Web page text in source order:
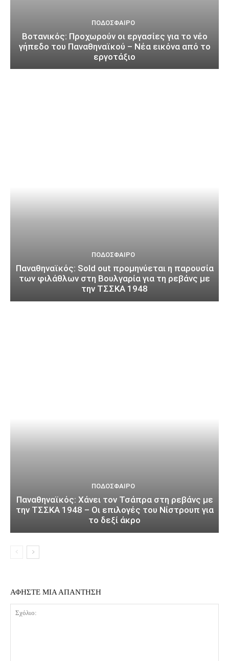
ΠΟΔΌΣΦΑΙΡΟ
Βοτανικός: Προχωρούν οι εργασίες για το νέο
γήπεδο του Παναθηναϊκού – Νέα εικόνα από το
εργοτάξιο
ΠΟΔΌΣΦΑΙΡΟ
Παναθηναϊκός: Sold out προμηνύεται η παρουσία
των φιλάθλων στη Βουλγαρία για τη ρεβάνς με
την ΤΣΣΚΑ 1948
ΠΟΔΌΣΦΑΙΡΟ
Παναθηναϊκός: Χάνει τον Τσάπρα στη ρεβάνς με
την ΤΣΣΚΑ 1948 – Οι επιλογές του Νίστρουπ για
το δεξί άκρο
ΑΦΗΣΤΕ ΜΙΑ ΑΠΑΝΤΗΣΗ